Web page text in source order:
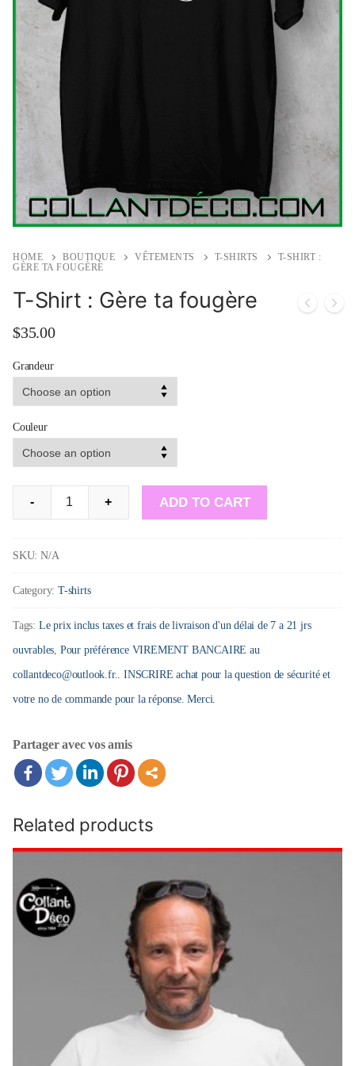
HOME BOUTIQUE VÊTEMENTS T-SHIRTS
T-SHIRT :
GÈRE TA FOUGÈRE
T-Shirt : Gère ta fougère
$35.00
Grandeur
Couleur
Shirt
ta
fougère
quantity
- + ADD TO CART
SKU: N/A
Category: T-shirts
Tags: Le prix inclus taxes et frais de livraison d'un délai de 7 a 21 jrs
ouvrables Pour préférence VIREMENT BANCAIRE au
collantdeco@outlook.fr.. INSCRIRE achat pour la question de sécurité et
votre no de commande pour la réponse. Merci.
Partager avec vos amis
Related products